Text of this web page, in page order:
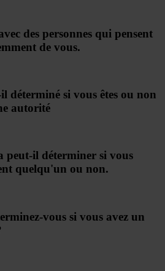
des personnes qui pensent
de vous.
déterminé si vous êtes ou non
autorité
peut-il déterminer si vous
quelqu'un ou non.
vous si vous avez un